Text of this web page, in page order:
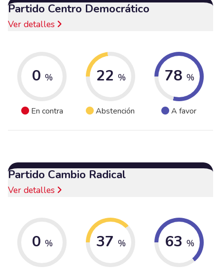
Partido Centro Democrático
Ver detalles
0 %
En contra
22 %
Abstención
78 %
A favor
Partido Cambio Radical
Ver detalles
0 % 37 % 63 %